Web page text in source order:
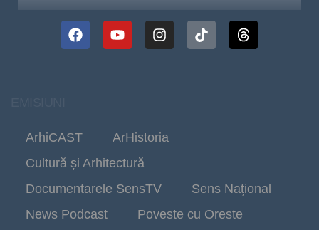
ArhiCAST
ArHistoria
Cultură și Arhitectură
Documentarele SensTV
Sens Național
News Podcast
Poveste cu Oreste